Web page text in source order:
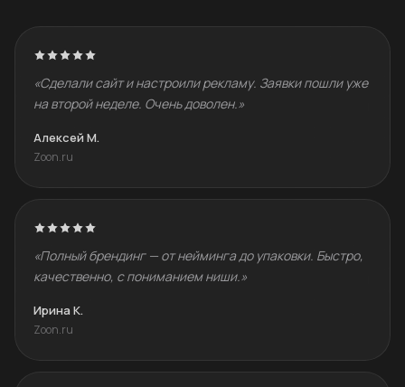
«Сделали сайт и настроили рекламу. Заявки пошли уже
на второй неделе. Очень доволен.»
Алексей М.
Zoon.ru
«Полный брендинг — от нейминга до упаковки. Быстро,
качественно, с пониманием ниши.»
Ирина К.
Zoon.ru